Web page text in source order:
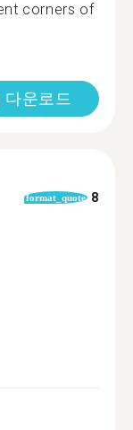
corners of
다운로드
format_quote 8